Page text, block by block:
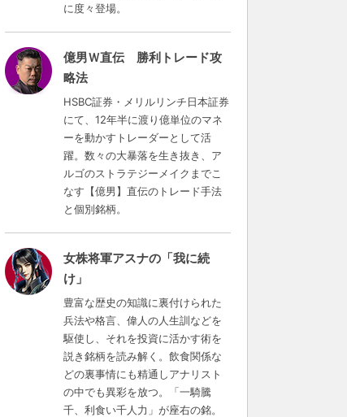
に度々登場。
億男Ｗ直伝 勝利トレード攻
略法
HSBC証券・メリルリンチ日本証券
にて、12年半に渡り億単位のマネ
ーを動かすトレーダーとして活
躍。数々の大暴落を生き抜き、ア
ルゴのストラテジーメイクまでこ
なす【億男】直伝のトレード手法
と個別銘柄。
女株将軍アスナの「我に続
け」
豊富な歴史の知識に裏付けられた
兵法や格言、偉人の人生訓などを
駆使し、それを投資に活かす術を
説き銘柄を読み解く。飲食関係な
どの裏事情にも精通しアナリスト
の中でも異彩を放つ。「一騎騰
千、利食い千人力」が座右の銘。